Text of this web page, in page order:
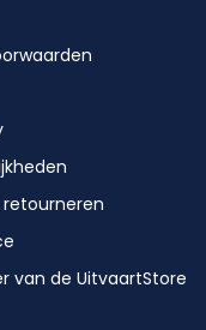
van de UitvaartStore